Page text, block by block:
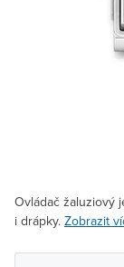
Ovládač žaluziový
i drápky. Zobrazit